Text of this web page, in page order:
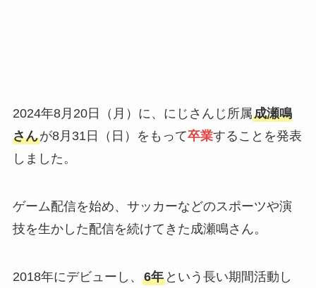
2024年8月20日（月）に、にじさんじ所属成瀬鳴
さんが8月31日（日）をもって卒業することを発表
しました。
ゲーム配信を始め、サッカーなどのスポーツや演
技を生かした配信を続けてきた成瀬鳴さん。
2018年にデビューし、 6年という長い期間活動し